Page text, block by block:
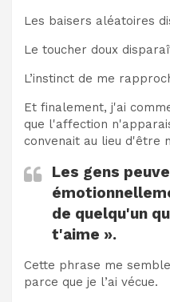
Les baisers aléatoires
Le toucher doux
L’instinct de me
Et finalement, j'ai
que l'affection
convenait au lieu d'être
Les gens
de quelqu'un
t'aime ».
Cette phrase me
parce que je l’ai vécue.